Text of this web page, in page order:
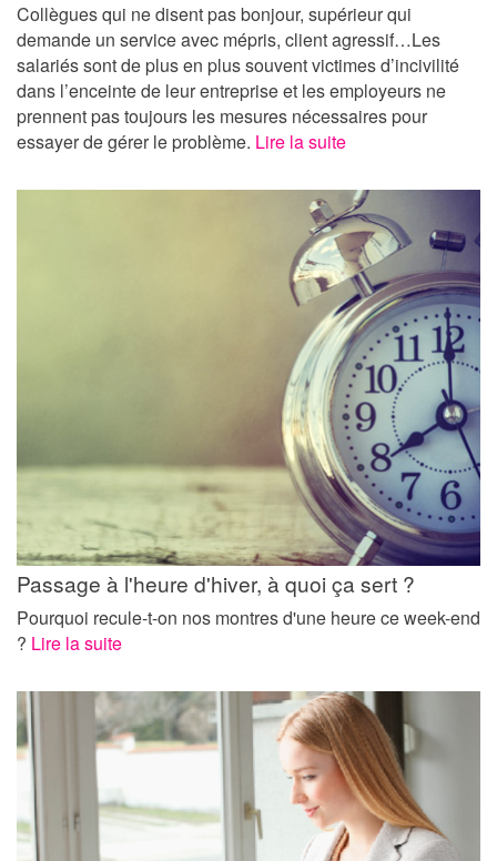
Collègues qui ne disent pas bonjour, supérieur qui
demande un service avec mépris, client agressif…Les
salariés sont de plus en plus souvent victimes d’incivilité
dans l’enceinte de leur entreprise et les employeurs ne
prennent pas toujours les mesures nécessaires pour
essayer de gérer le problème. Lire la suite
Passage à l'heure d'hiver, à quoi ça sert ?
Pourquoi recule-t-on nos montres d'une heure ce week-end
? Lire la suite